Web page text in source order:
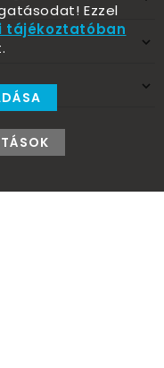
Ezzel
tájékoztatóban